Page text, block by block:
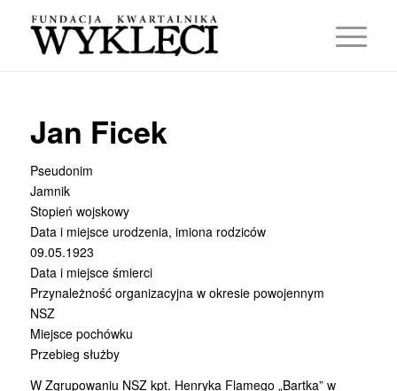
Jan Ficek
Pseudonim
Jamnik
Stopień wojskowy
Data i miejsce urodzenia, imiona rodziców
09.05.1923
Data i miejsce śmierci
Przynależność organizacyjna w okresie powojennym
NSZ
Miejsce pochówku
Przebieg służby
W Zgrupowaniu NSZ kpt. Henryka Flamego „Bartka” w